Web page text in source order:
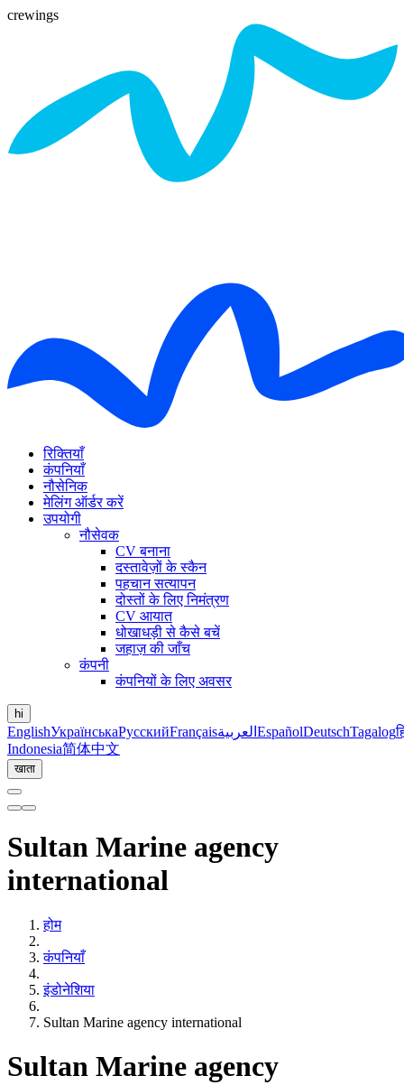
crewings
रिक्तियाँ
कंपनियाँ
नौसेनिक
मेलिंग ऑर्डर करें
उपयोगी
नौसेवक
CV बनाना
दस्तावेज़ों के स्कैन
पहचान सत्यापन
दोस्तों के लिए निमंत्रण
CV आयात
धोखाधड़ी से कैसे बचें
जहाज़ की जाँच
कंपनी
कंपनियों के लिए अवसर
hi
EnglishУкраїнськаРусскийFrançaisالعربية EspañolDeutschTagalog
Indonesia简体中文
खाता
Sultan Marine agency
international
होम
कंपनियाँ
इंडोनेशिया
Sultan Marine agency international
Sultan Marine agency